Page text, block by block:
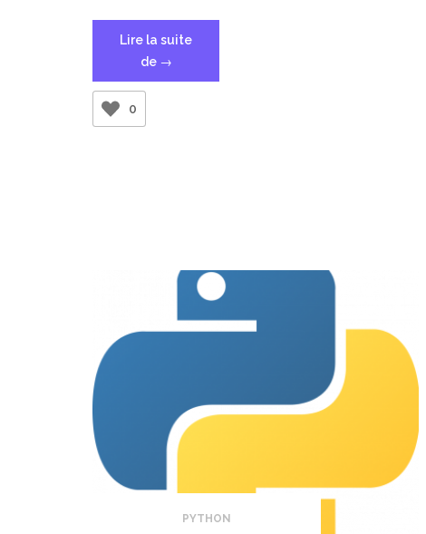
Lire la suite
de « Créer
un
→
0
PYTHON